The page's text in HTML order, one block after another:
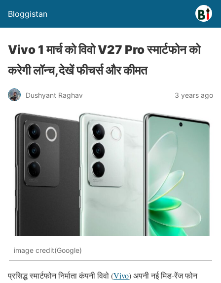
Bloggistan
Vivo 1 मार्च को विवो V27 Pro स्मार्टफोन को
करेगी लॉन्च,देखें फीचर्स और कीमत
Dushyant Raghav 3 years ago
image credit(Google)
प्रसिद्ध स्मार्टफोन निर्माता कंपनी विवो (Vivo) अपनी नई मिड-रेंज फोन